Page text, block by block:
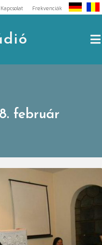
Kapcsolat Frekvenciák
február